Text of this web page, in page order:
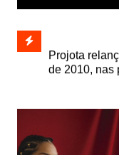
e abre
autoral,
de 2010, nas